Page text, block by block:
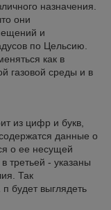
назначения.
они
и
по Цельсию.
как в
газовой среды и в
из цифр и букв,
данные о
о ее несущей
третьей - указаны
Так
будет выглядеть